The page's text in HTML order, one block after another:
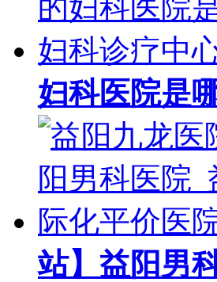
妇科医院是
站】益阳男